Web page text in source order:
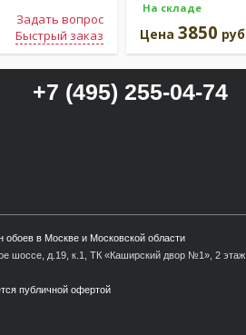
Задать вопрос
Быстрый заказ
На складе
Цена 3850
+7 (495) 255-04-74
обоев в Москве и Московской области
шоссе, д.19, к.1, ТК «Каширский двор №1», 2
публичной офертой